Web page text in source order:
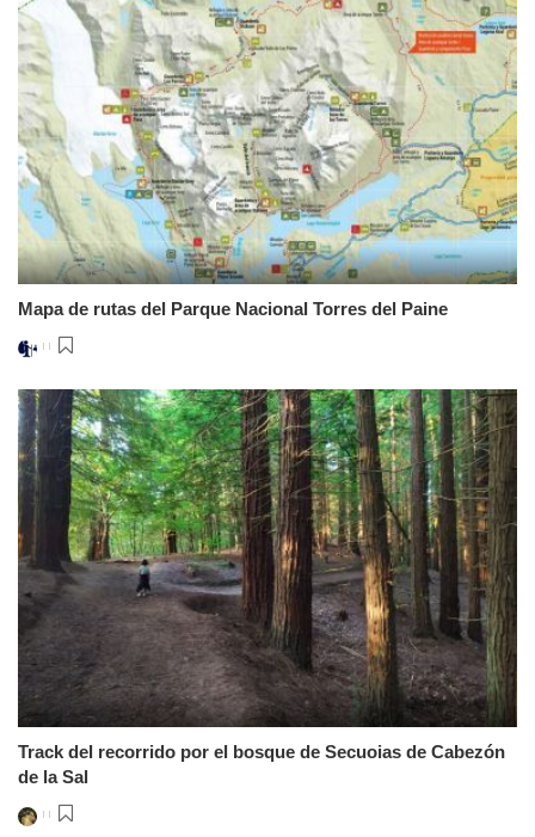
Mapa de rutas del Parque Nacional Torres del Paine
Posted
Track del recorrido por el bosque de Secuoias de Cabezón
de la Sal
Posted